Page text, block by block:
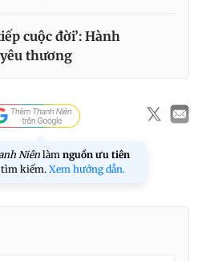
cuộc đời’: Hành
thương
Niên làm nguồn ưu tiên
tìm kiếm.Xem hướng dẫn.